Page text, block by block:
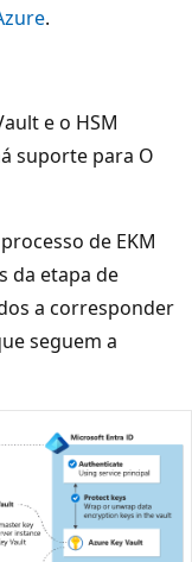
.
e o HSM
suporte para O
de EKM
da etapa de
a corresponder
seguem a